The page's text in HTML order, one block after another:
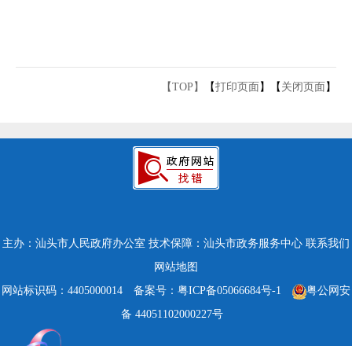
【TOP】 【打印页面 】【 关闭页面 】
主办：汕头市人民政府办公室 技术保障：汕头市政务服务中心 联系我们
网站地图
网站标识码：4405000014
备案号：粤ICP备05066684号-1
粤公网安
备 44051102000227号